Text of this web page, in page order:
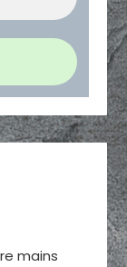
mains